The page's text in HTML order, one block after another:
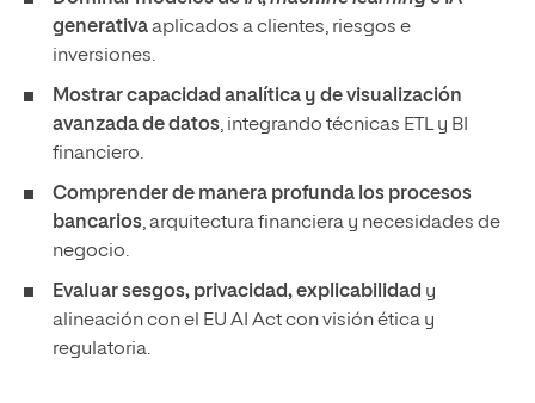
generativaaplicados a clientes, riesgos e
inversiones.
Mostrar capacidad analítica y de visualización
avanzada de datos, integrando técnicas ETL y BI
financiero.
Comprender de manera profunda los procesos
bancarios, arquitectura financiera y necesidades de
negocio.
Evaluar sesgos, privacidad, explicabilidad y
alineación con el EU AI Act con visión ética y
regulatoria.